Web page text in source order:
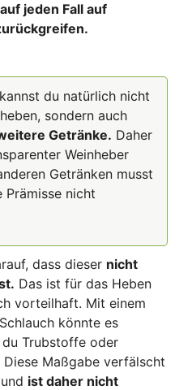
auf jeden Fall auf
du natürlich nicht
sondern auch
Getränke. Daher
Weinheber
Getränken musst
Prämisse nicht
dass dieser nicht
Das ist für das Heben
vorteilhaft. Mit einem
könnte es
du Trubstoffe oder
Maßgabe verfälscht
ist daher nicht